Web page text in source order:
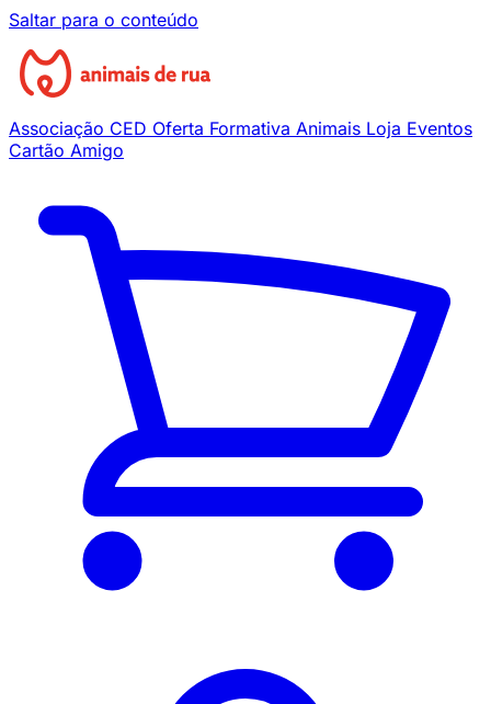
Saltar para o conteúdo
Associação CED Oferta Formativa Animais Loja Eventos
Cartão Amigo